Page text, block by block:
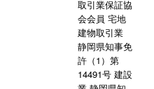
取引業保証協
会会員 宅地
建物取引業
静岡県知事免
許（1）第
14491号 建設